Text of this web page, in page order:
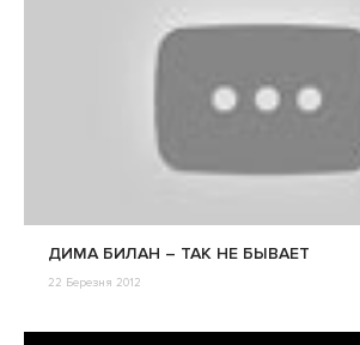
ДИМА БИЛАН – ТАК НЕ БЫВАЕТ
22 Березня 2012